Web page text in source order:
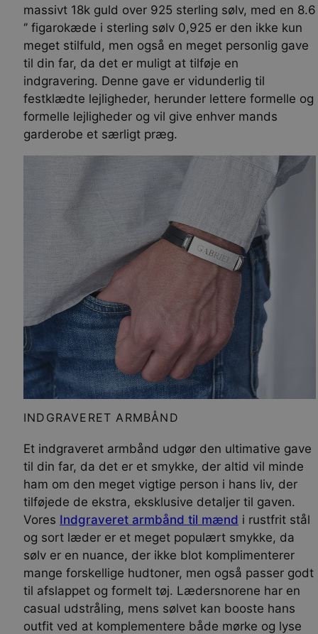
massivt 18k guld over 925 sterling sølv, med en 8.6
‘’ figarokæde i sterling sølv 0,925 er den ikke kun
meget stilfuld, men også en meget personlig gave
til din far, da det er muligt at tilføje en
indgravering. Denne gave er vidunderlig til
festklædte lejligheder, herunder lettere formelle og
formelle lejligheder og vil give enhver mands
garderobe et særligt præg.
INDGRAVERET ARMBÅND
Et indgraveret armbånd udgør den ultimative gave
til din far, da det er et smykke, der altid vil minde
ham om den meget vigtige person i hans liv, der
tilføjede de ekstra, eksklusive detaljer til gaven.
Vores Indgraveret armbånd til mænd i rustfrit stål
og sort læder er et meget populært smykke, da
sølv er en nuance, der ikke blot komplimenterer
mange forskellige hudtoner, men også passer godt
til afslappet og formelt tøj. Lædersnorene har en
casual udstråling, mens sølvet kan booste hans
outfit ved at komplementere både mørke og lyse